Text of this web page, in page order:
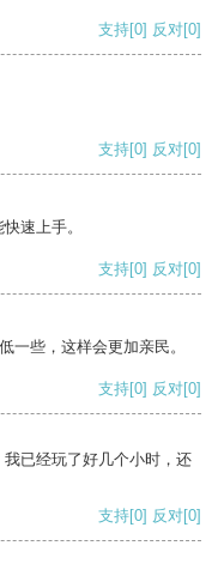
支持[0] 反对[0]
支持[0] 反对[0]
速上手。
支持[0] 反对[0]
一些，这样会更加亲民。
支持[0] 反对[0]
已经玩了好几个小时，还
支持[0] 反对[0]